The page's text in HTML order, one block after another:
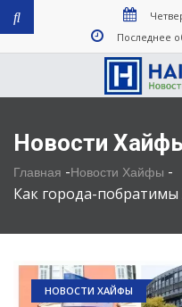
Последнее
Новости
Главная -Новости Хайфы -
Как города-
НОВОСТИ ХАЙФЫ